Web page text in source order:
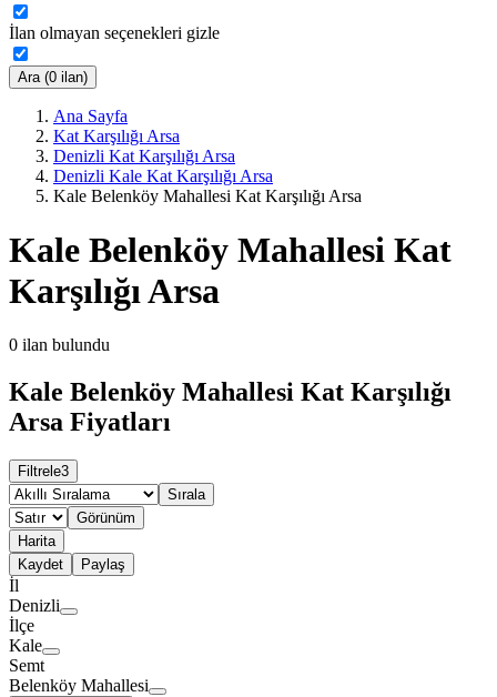
İlan olmayan seçenekleri gizle
Ara (0 ilan)
Ana Sayfa
Kat Karşılığı Arsa
Denizli Kat Karşılığı Arsa
Denizli Kale Kat Karşılığı Arsa
Kale Belenköy Mahallesi Kat Karşılığı Arsa
Kale Belenköy Mahallesi Kat
Karşılığı Arsa
0 ilan bulundu
Kale Belenköy Mahallesi Kat Karşılığı
Arsa Fiyatları
Filtrele3
Sırala
Görünüm
Harita
Kaydet
Paylaş
İl
Denizli
İlçe
Kale
Semt
Belenköy Mahallesi